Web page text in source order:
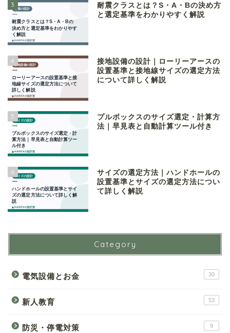
3
耐震クラスとは？S・A・Bの決め方
と選定基準をわかりやすく解説
4
接地設備の設計｜ローリーアースの
設置基準と接地線サイズの選定方法
について詳しく解説
5
プルボックスのサイズ選定・計算方
法｜早見表と自動計算ツール付き
6
サイズの選定方法｜ハンドホールの
設置基準とサイズの選定方法につい
て詳しく解説
Category
電気設備とお金 30
新人教育 53
防災・停電対策 9